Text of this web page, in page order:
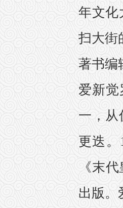
年文化
扫大街
著书编
爱新
一，从
更迭
《末
出版。